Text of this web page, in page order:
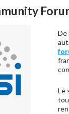
De
Le